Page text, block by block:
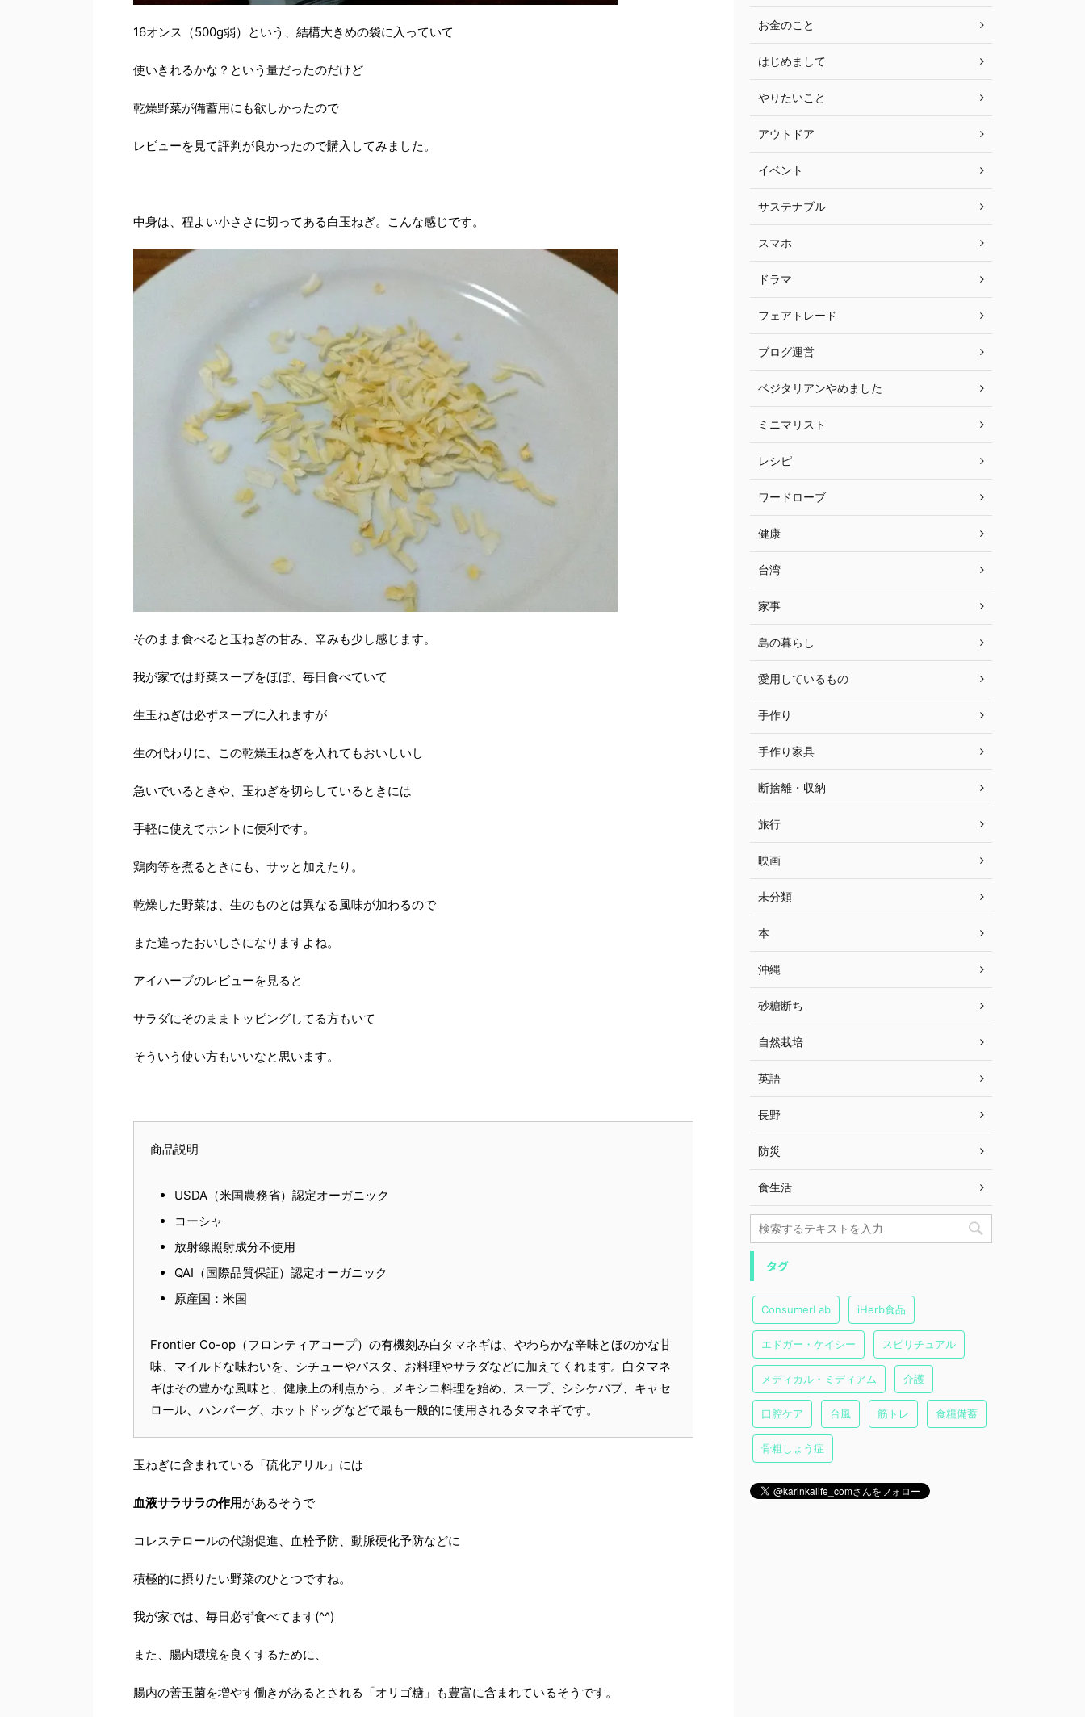
16オンス（500g弱）という、結構大きめの袋に入っていて
使いきれるかな？という量だったのだけど
乾燥野菜が備蓄用にも欲しかったので
レビューを見て評判が良かったので購入してみました。
中身は、程よい小ささに切ってある白玉ねぎ。こんな感じです。
そのまま食べると玉ねぎの甘み、辛みも少し感じます。
我が家では野菜スープをほぼ、毎日食べていて
生玉ねぎは必ずスープに入れますが
生の代わりに、この乾燥玉ねぎを入れてもおいしいし
急いでいるときや、玉ねぎを切らしているときには
手軽に使えてホントに便利です。
鶏肉等を煮るときにも、サッと加えたり。
乾燥した野菜は、生のものとは異なる風味が加わるので
また違ったおいしさになりますよね。
アイハーブのレビューを見ると
サラダにそのままトッピングしてる方もいて
そういう使い方もいいなと思います。
商品説明
USDA（米国農務省）認定オーガニック
コーシャ
放射線照射成分不使用
QAI（国際品質保証）認定オーガニック
原産国：米国
Frontier Co-op（フロンティアコープ）の有機刻み白タマネギは、やわらかな辛味とほのかな甘
味、マイルドな味わいを、シチューやパスタ、お料理やサラダなどに加えてくれます。白タマネ
ギはその豊かな風味と、健康上の利点から、メキシコ料理を始め、スープ、シシケバブ、キャセ
ロール、ハンバーグ、ホットドッグなどで最も一般的に使用されるタマネギです。
玉ねぎに含まれている「硫化アリル」には
血液サラサラの作用があるそうで
コレステロールの代謝促進、血栓予防、動脈硬化予防などに
積極的に摂りたい野菜のひとつですね。
我が家では、毎日必ず食べてます(^^)
また、腸内環境を良くするために、
腸内の善玉菌を増やす働きがあるとされる「オリゴ糖」も豊富に含まれているそうです。
お金のこと
はじめまして
やりたいこと
アウトドア
イベント
サステナブル
スマホ
ドラマ
フェアトレード
ブログ運営
ベジタリアンやめました
ミニマリスト
レシピ
ワードローブ
健康
台湾
家事
島の暮らし
愛用しているもの
手作り
手作り家具
断捨離・収納
旅行
映画
未分類
本
沖縄
砂糖断ち
自然栽培
英語
長野
防災
食生活
タグ
ConsumerLab iHerb食品
エドガー・ケイシー スピリチュアル
メディカル・ミディアム 介護
口腔ケア 台風 筋トレ 食糧備蓄
骨粗しょう症